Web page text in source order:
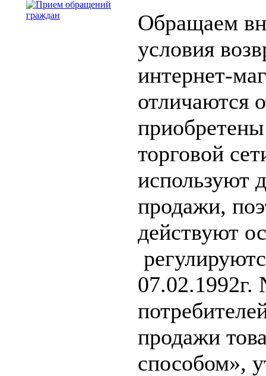
Обращаем
условия
интернет-
отличаются
торговой
используют
продажи,
действуют
продажи
способом»,